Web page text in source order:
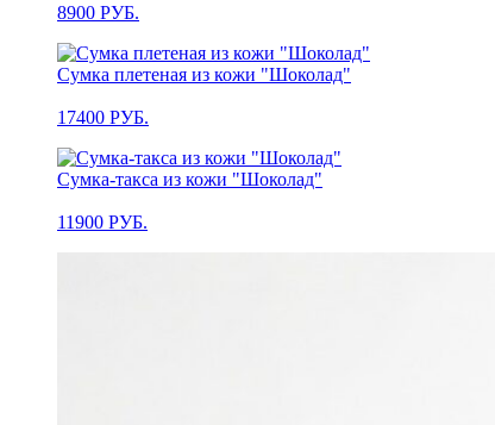
8900 РУБ.
Сумка плетеная из кожи "Шоколад"
17400 РУБ.
Сумка-такса из кожи "Шоколад"
11900 РУБ.